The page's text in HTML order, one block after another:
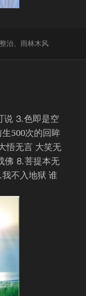
整治、雨林木风
说 ⒊色即是空
500次的回眸
悟无言 大笑无
佛 ⒏菩提本无
不入地狱 谁